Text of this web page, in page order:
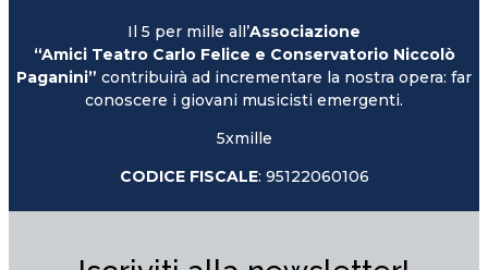
Il 5 per mille all’Associazione
“Amici Teatro Carlo Felice e Conservatorio Niccolò
Paganini” contribuirà ad incrementare la nostra opera: far
conoscere i giovani musicisti emergenti.
5xmille
CODICE FISCALE: 95122060106